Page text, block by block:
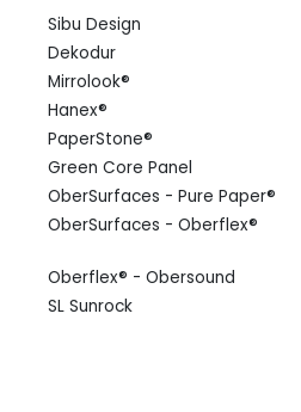
Sibu Design
Dekodur
Mirrolook®
Hanex®
PaperStone®
Green Core Panel
OberSurfaces - Pure Paper®
OberSurfaces - Oberflex®
Oberflex® - Obersound
SL Sunrock